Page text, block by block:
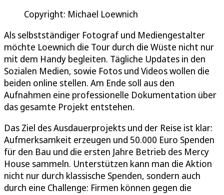
Copyright: Michael Loewnich
Als selbstständiger Fotograf und Mediengestalter
möchte Loewnich die Tour durch die Wüste nicht nur
mit dem Handy begleiten. Tägliche Updates in den
Sozialen Medien, sowie Fotos und Videos wollen die
beiden online stellen. Am Ende soll aus den
Aufnahmen eine professionelle Dokumentation über
das gesamte Projekt entstehen.
Das Ziel des Ausdauerprojekts und der Reise ist klar:
Aufmerksamkeit erzeugen und 50.000 Euro Spenden
für den Bau und die ersten Jahre Betrieb des Mercy
House sammeln. Unterstützen kann man die Aktion
nicht nur durch klassische Spenden, sondern auch
durch eine Challenge: Firmen können gegen die